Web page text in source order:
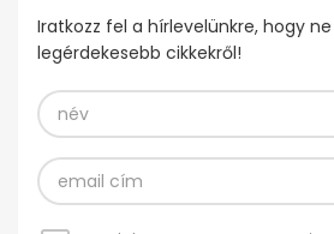
Iratkozz fel a hírlevelünkre, hogy
legérdekesebb cikkekről!